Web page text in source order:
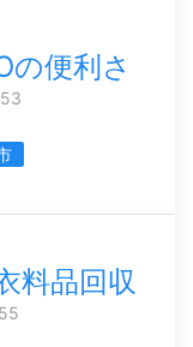
の便利さ
料品回収